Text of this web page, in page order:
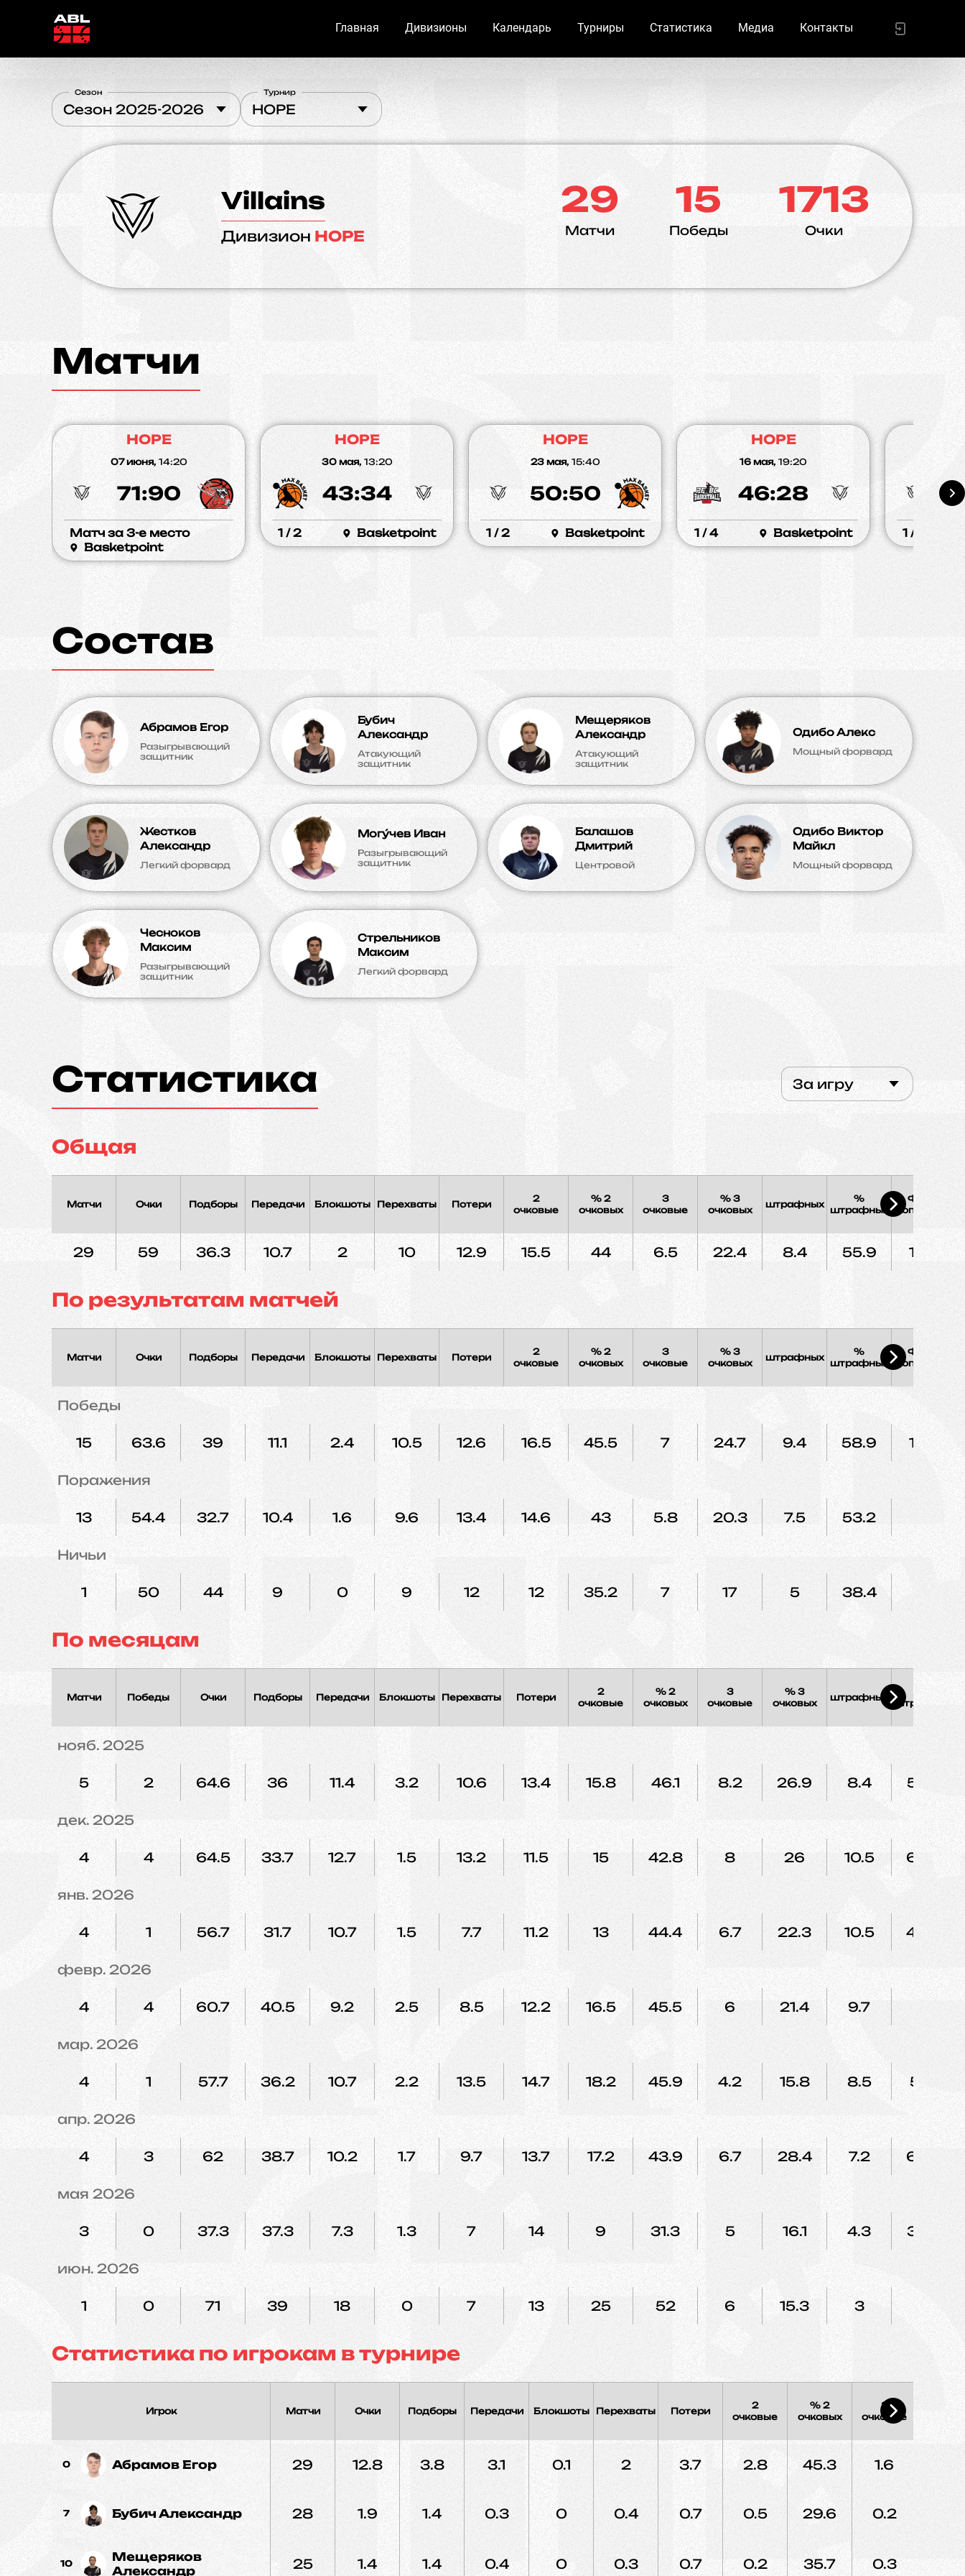
Главная Дивизионы Календарь Турниры Статистика Медиа Контакты
Сезон 2025-2026
Сезон
HOPE
Турнир
Villains
Дивизион HOPE
29
Матчи
15
Победы
1713
Очки
Матчи
HOPE
07 июня, 14:20
71:90
Матч за 3-е место
Basketpoint
HOPE
30 мая, 13:20
43:34
1 / 2 Basketpoint
HOPE
23 мая, 15:40
50:50
1 / 2 Basketpoint
HOPE
16 мая, 19:20
46:28
1 / 4 Basketpoint
25
1 / 4
Состав
Абрамов Егор
Разыгрывающий
защитник
Бубич
Александр
Атакующий
защитник
Мещеряков
Александр
Атакующий
защитник
Одибо Алекс
Мощный форвард
Жестков
Александр
Легкий форвард
Могу́чев Иван
Разыгрывающий
защитник
Балашов
Дмитрий
Центровой
Одибо Виктор
Майкл
Мощный форвард
Чесноков
Максим
Разыгрывающий
защитник
Стрельников
Максим
Легкий форвард
Статистика За игру
Общая
Матчи Очки Подборы Передачи Блокшоты Перехваты Потери
2
очковые
% 2
очковых
3
очковые
% 3
очковых
штрафных
%
штрафных
Фолы
соперника
29 59 36.3 10.7 2 10 12.9 15.5 44 6.5 22.4 8.4 55.9 13.4
По результатам матчей
Матчи Очки Подборы Передачи Блокшоты Перехваты Потери
2
очковые
% 2
очковых
3
очковые
% 3
очковых
штрафных
%
штрафных
Фолы
соперника
Победы
15 63.6 39 11.1 2.4 10.5 12.6 16.5 45.5 7 24.7 9.4 58.9 14.8
Поражения
13 54.4 32.7 10.4 1.6 9.6 13.4 14.6 43 5.8 20.3 7.5 53.2
Ничьи
1 50 44 9 0 9 12 12 35.2 7 17 5 38.4
По месяцам
Матчи Победы Очки Подборы Передачи Блокшоты Перехваты Потери
2
очковые
% 2
очковых
3
очковые
% 3
очковых
штрафных
%
штрафных
нояб. 2025
5 2 64.6 36 11.4 3.2 10.6 13.4 15.8 46.1 8.2 26.9 8.4 58.3
дек. 2025
4 4 64.5 33.7 12.7 1.5 13.2 11.5 15 42.8 8 26 10.5 60.8
янв. 2026
4 1 56.7 31.7 10.7 1.5 7.7 11.2 13 44.4 6.7 22.3 10.5 48.8
февр. 2026
4 4 60.7 40.5 9.2 2.5 8.5 12.2 16.5 45.5 6 21.4 9.7
мар. 2026
4 1 57.7 36.2 10.7 2.2 13.5 14.7 18.2 45.9 4.2 15.8 8.5 53.1
апр. 2026
4 3 62 38.7 10.2 1.7 9.7 13.7 17.2 43.9 6.7 28.4 7.2 60.4
мая 2026
3 0 37.3 37.3 7.3 1.3 7 14 9 31.3 5 16.1 4.3 39.3
июн. 2026
1 0 71 39 18 0 7 13 25 52 6 15.3 3 75
Статистика по игрокам в турнире
Игрок Матчи Очки Подборы Передачи Блокшоты Перехваты Потери
2
очковые
% 2
очковых
3
очковые
% 3
0 Абрамов Егор 29 12.8 3.8 3.1 0.1 2 3.7 2.8 45.3 1.6
7 Бубич Александр 28 1.9 1.4 0.3 0 0.4 0.7 0.5 29.6 0.2
10
Мещеряков
Александр
25 1.4 1.4 0.4 0 0.3 0.7 0.2 35.7 0.3 17.6